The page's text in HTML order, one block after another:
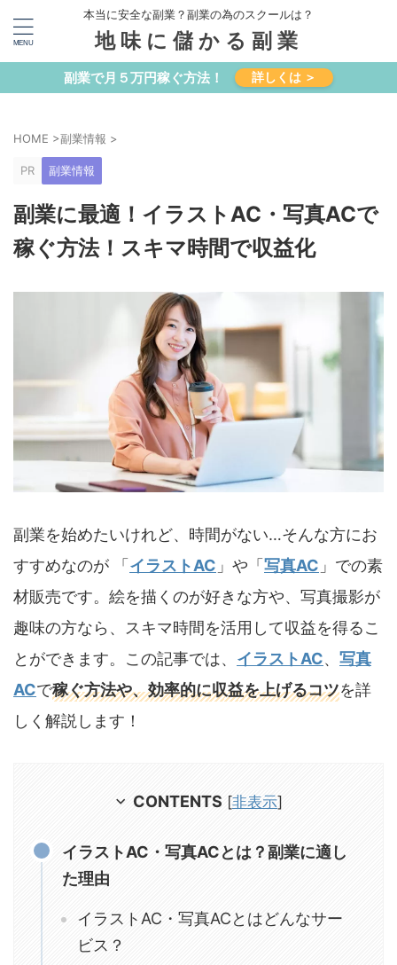
本当に安全な副業？副業の為のスクールは？
地味に儲かる副業
副業で月５万円稼ぐ方法！ 詳しくは ＞
HOME >副業情報 >
PR 副業情報
副業に最適！イラストAC・写真ACで
稼ぐ方法！スキマ時間で収益化
副業を始めたいけれど、時間がない…そんな方にお
すすめなのが 「 イラストAC 」や「 写真AC 」での素
材販売です。絵を描くのが好きな方や、写真撮影が
趣味の方なら、スキマ時間を活用して収益を得るこ
とができます。この記事では、 イラストAC、 写真
ACで稼ぐ方法や、効率的に収益を上げるコツを詳
しく解説します！
CONTENTS [非表示]
イラストAC・写真ACとは？副業に適し
た理由
イラストAC・写真ACとはどんなサー
ビス？